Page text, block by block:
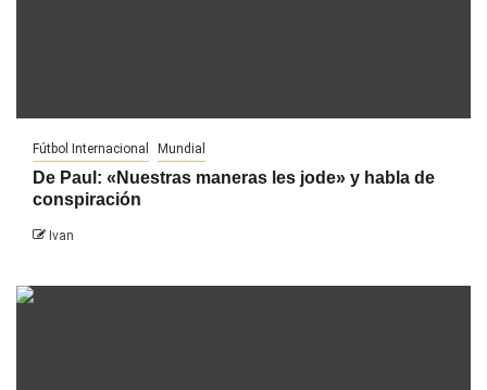
Fútbol Internacional Mundial
De Paul: «Nuestras maneras les jode» y habla de
conspiración
Ivan